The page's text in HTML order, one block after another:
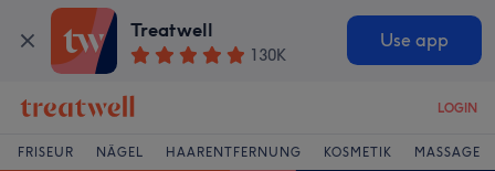
Treatwell
130K
Use app
LOGIN
FRISEUR NÄGEL HAARENTFERNUNG KOSMETIK MASSAGE